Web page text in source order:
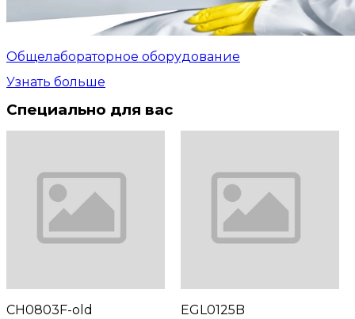
Общелабораторное оборудование
Узнать больше
Специально для вас
CH0803F-old EGL0125B